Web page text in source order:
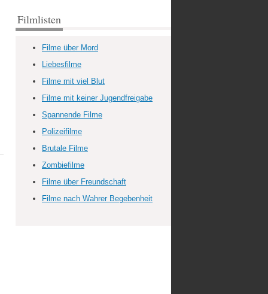
Filmlisten
Filme über Mord
Liebesfilme
Filme mit viel Blut
Filme mit keiner Jugendfreigabe
Spannende Filme
Polizeifilme
Brutale Filme
Zombiefilme
Filme über Freundschaft
Filme nach Wahrer Begebenheit